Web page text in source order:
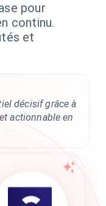
pour
continu.
et
décisif grâce à
actionnable en